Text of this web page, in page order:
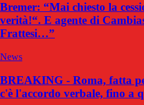
Bremer: “Mai chiesto la
verità!“. E agente di
Frattesi…”
News
BREAKING - Roma, fatta
c'è l'accordo verbale, fino a